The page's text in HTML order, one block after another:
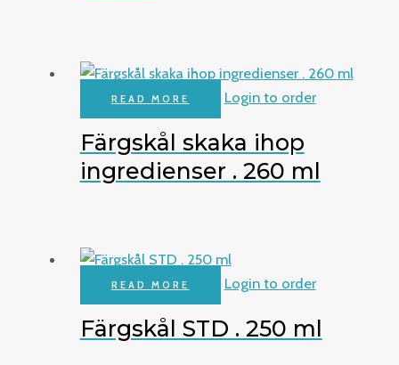
READ MORE Login to order
Färgskål skaka ihop
ingredienser . 260 ml
READ MORE Login to order
Färgskål STD . 250 ml